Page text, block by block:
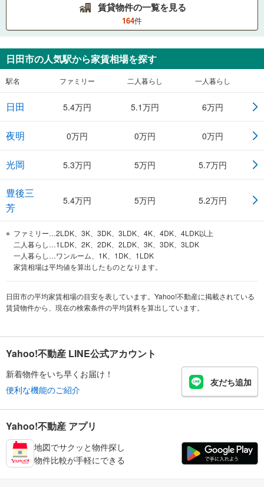
賃貸物件の一覧を見る
164件
日田市の人気駅から家賃相場を探す
駅名 ファミリー 二人暮らし 一人暮らし
日田 5.4万円 5.1万円 6万円
夜明 0万円 0万円 0万円
光岡 5.3万円 5万円 5.7万円
豊後三
芳
5.4万円 5万円 5.2万円
ファミリー…2LDK、3K、3DK、3LDK、4K、4DK、4LDK以上
二人暮らし…1LDK、2K、2DK、2LDK、3K、3DK、3LDK
一人暮らし…ワンルーム、1K、1DK、1LDK
家賃相場は平均値を算出したものとなります。
日田市の平均家賃相場の目安を表しています。Yahoo!不動産に掲載されている
賃貸物件から、現在の検索条件の平均賃料を算出しています。
Yahoo!不動産 LINE公式アカウント
新着物件をいち早くお届け！
便利な機能のご紹介
友だち追加
Yahoo!不動産 アプリ
地図でサクッと物件探し
物件比較が手軽にできる